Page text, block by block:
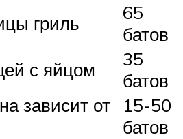
гриль
65
батов
с яйцом
35
батов
зависит от
15-50
батов